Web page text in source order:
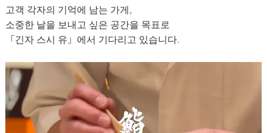
고객 각자의 기억에 남는 가게,
소중한 날을 보내고 싶은 공간을 목표로
「긴자 스시 유」에서 기다리고 있습니다.